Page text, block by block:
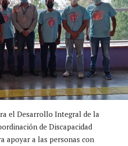
el Desarrollo Integral de la
de Discapacidad
apoyar a las personas con